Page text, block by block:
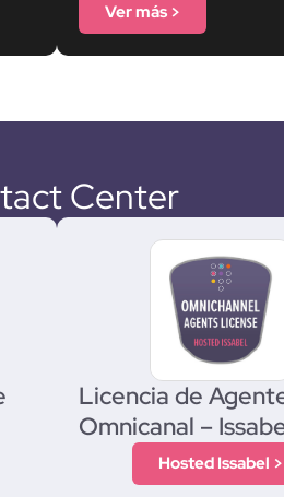
Ver más >
Center
Licencia de
Omnicanal –
Hosted Issabel >